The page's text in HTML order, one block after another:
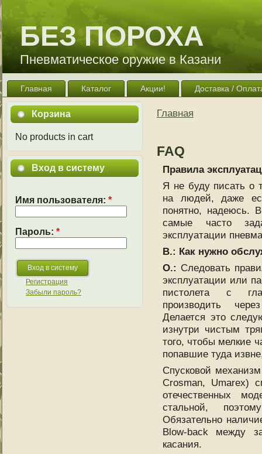
БЕЗ ПОРОХА
Пневматическое оружие в Казани
Главная Каталог Акции! Доставка /
Корзина
No products in cart
Вход в систему
Имя пользователя: *
Пароль: *
Регистрация
Забыли пароль?
Главная
FAQ
Правила
Я не буду писать о
на людей, даже
понятно, надеюсь.
самые часто
эксплуатации
В.: Как нужно
О.: Следовать
эксплуатации или
пистолета с
производить
Делается это
изнутри чистым
того, чтобы мелкие
попавшие туда
Спусковой
Crosman, Umarex)
отечественных
стальной,
Обязательно
Blow-back между
касания.